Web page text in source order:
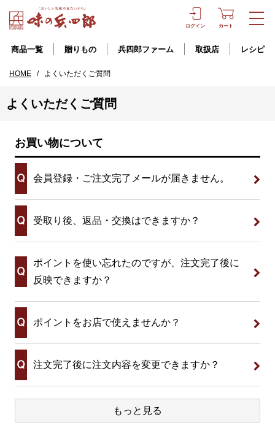
ログイン カート
商品一覧 贈りもの 兵四郎ファーム 取扱店 レシピ
HOME / よくいただくご質問
よくいただくご質問
お買い物について
会員登録・ご注文完了メールが届きません。
受取り後、返品・交換はできますか？
ポイントを使い忘れたのですが、注文完了後に
反映できますか？
ポイントをお店で使えませんか？
注文完了後に注文内容を変更できますか？
もっと見る